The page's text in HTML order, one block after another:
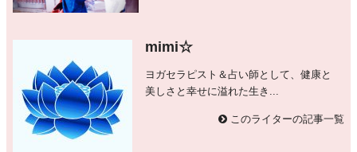
mimi☆
ヨガセラピスト＆占い師として、健康と
美しさと幸せに溢れた生き...
このライターの記事一覧